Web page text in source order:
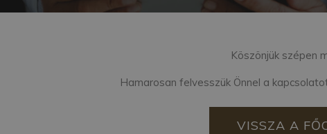
Köszönjük szépen
Hamarosan felvesszük Önnel a
VISSZA A